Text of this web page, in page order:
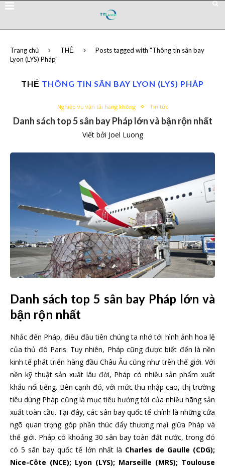
Trang chủ THẺ
Posts tagged with "Thông tin sân bay
Lyon (LYS) Pháp"
THẺ THÔNG TIN SÂN BAY LYON (LYS) PHÁP
Nghiệp vụ vận tải hàng không Tin tức
Danh sách top 5 sân bay Pháp lớn và bận rộn nhất
Viết bởi Joel Luong
Danh sách top 5 sân bay Pháp lớn và
bận rộn nhất
Nhắc đến Pháp, điều đầu tiên chúng ta nhớ tới hình ảnh hoa lệ
của thủ đô Paris. Tuy nhiên, Pháp cũng được biết đến là nền
kinh tế phát triển hàng đầu Châu Âu cũng như trên thế giới. Với
nền kỹ thuật sản xuất lâu đời, Pháp có nhiều sản phẩm xuất
khẩu nổi tiếng. Bên cạnh đó, với mức thu nhập cao, thị trường
tiêu dùng Pháp cũng là mục tiêu hướng tới của nhiều hãng sản
xuất toàn cầu. Tại đây, các sân bay quốc tế chính là những cửa
ngõ quan trọng góp phần thúc đẩy thương mại giữa Pháp và
thế giới. Pháp có khoảng 30 sân bay toàn đất nước, trong đó
có 5 sân bay quốc tế lớn nhất là Charles de Gaulle (CDG);
Nice-Côte (NCE); Lyon (LYS); Marseille (MRS); Toulouse